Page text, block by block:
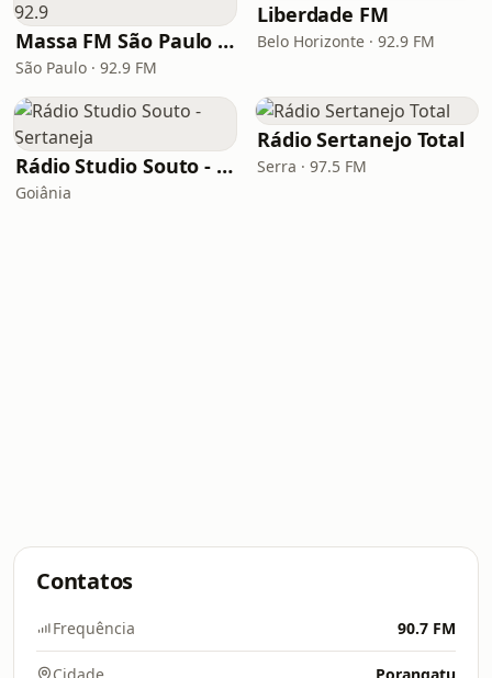
Massa FM São Paulo 92.9
São Paulo · 92.9 FM
Liberdade FM
Belo Horizonte · 92.9 FM
Rádio Studio Souto - Sertaneja
Goiânia
Rádio Sertanejo Total
Serra · 97.5 FM
Contatos
Frequência 90.7 FM